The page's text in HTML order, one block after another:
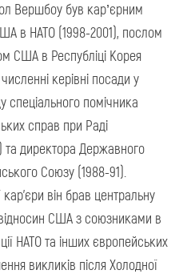
Вершбоу був кар’єрним
в НАТО (1998-2001), послом
США в Республіці Корея
керівні посади у
помічника
справ при Раді
та директора Державного
Союзу (1988-91).
він брав центральну
США з союзниками в
НАТО та інших європейських
викликів після Холодної